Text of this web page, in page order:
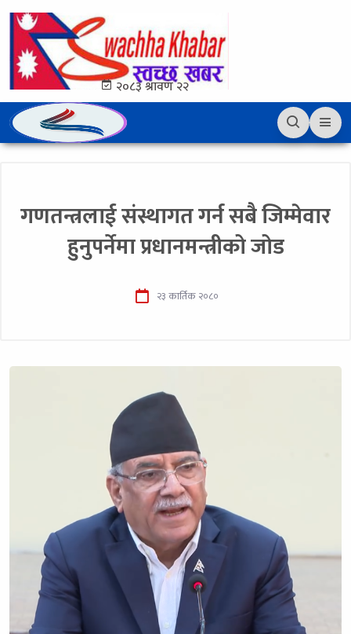
२०८३ श्रावण २२
गणतन्त्रलाई संस्थागत गर्न सबै जिम्मेवार
हुनुपर्नेमा प्रधानमन्त्रीको जोड
२३ कार्तिक २०८०